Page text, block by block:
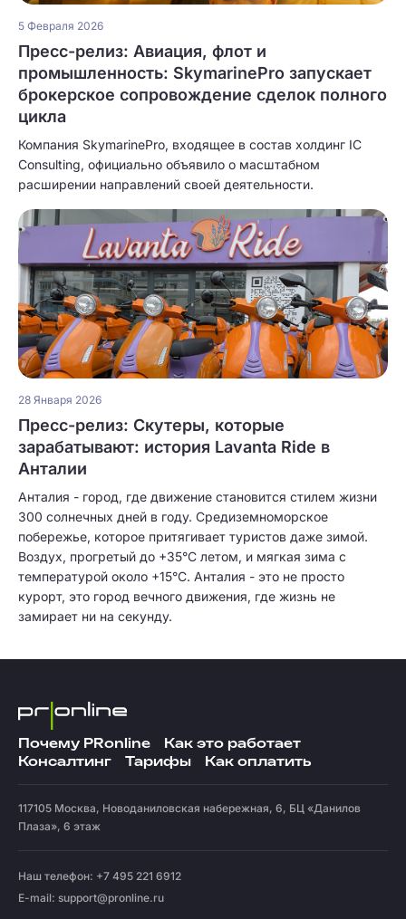
5 Февраля 2026
Пресс-релиз: Авиация, флот и
промышленность: SkymarinePro запускает
брокерское сопровождение сделок полного
цикла
Компания SkymarinePro, входящее в состав холдинг IC
Consulting, официально объявило о масштабном
расширении направлений своей деятельности.
28 Января 2026
Пресс-релиз: Скутеры, которые
зарабатывают: история Lavanta Ride в
Анталии
Анталия - город, где движение становится стилем жизни
300 солнечных дней в году. Средиземноморское
побережье, которое притягивает туристов даже зимой.
Воздух, прогретый до +35°C летом, и мягкая зима с
температурой около +15°C. Анталия - это не просто
курорт, это город вечного движения, где жизнь не
замирает ни на секунду.
Почему PRonline
Как это работает
Консалтинг
Тарифы Как оплатить
117105 Москва, Новоданиловская набережная, 6, БЦ «Данилов
Плаза», 6 этаж
Наш телефон: +7 495 221 6912
E-mail: support@pronline.ru